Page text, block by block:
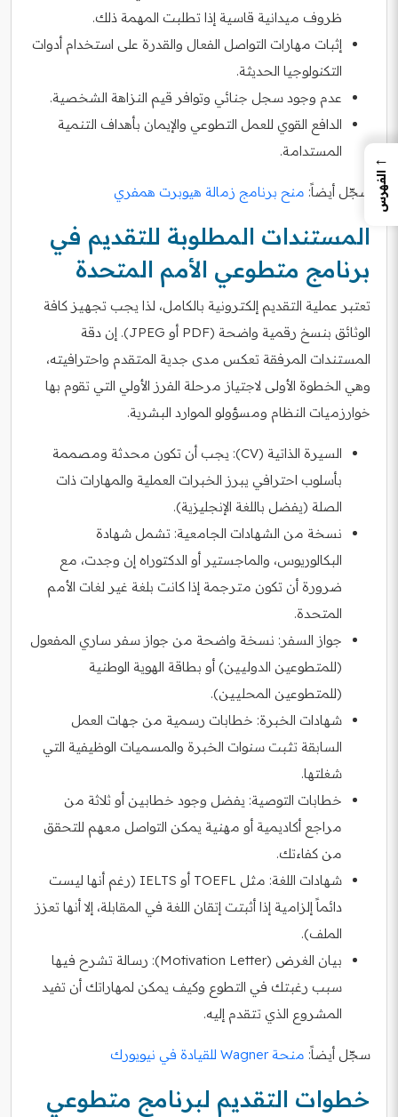
ظروف ميدانية قاسية إذا تطلبت المهمة ذلك.
إثبات مهارات التواصل الفعال والقدرة على استخدام أدوات
التكنولوجيا الحديثة.
عدم وجود سجل جنائي وتوافر قيم النزاهة الشخصية.
الدافع القوي للعمل التطوعي والإيمان بأهداف التنمية
المستدامة.
سجّل أيضاً: منح برنامج زمالة هيوبرت همفري
المستندات المطلوبة للتقديم في
برنامج متطوعي الأمم المتحدة
تعتبر عملية التقديم إلكترونية بالكامل، لذا يجب تجهيز كافة
الوثائق بنسخ رقمية واضحة (PDF أو JPEG). إن دقة
المستندات المرفقة تعكس مدى جدية المتقدم واحترافيته،
وهي الخطوة الأولى لاجتياز مرحلة الفرز الأولي التي تقوم بها
خوارزميات النظام ومسؤولو الموارد البشرية.
السيرة الذاتية (CV): يجب أن تكون محدثة ومصممة
بأسلوب احترافي يبرز الخبرات العملية والمهارات ذات
الصلة (يفضل باللغة الإنجليزية).
نسخة من الشهادات الجامعية: تشمل شهادة
البكالوريوس، والماجستير أو الدكتوراه إن وجدت، مع
ضرورة أن تكون مترجمة إذا كانت بلغة غير لغات الأمم
المتحدة.
جواز السفر: نسخة واضحة من جواز سفر ساري المفعول
(للمتطوعين الدوليين) أو بطاقة الهوية الوطنية
(للمتطوعين المحليين).
شهادات الخبرة: خطابات رسمية من جهات العمل
السابقة تثبت سنوات الخبرة والمسميات الوظيفية التي
شغلتها.
خطابات التوصية: يفضل وجود خطابين أو ثلاثة من
مراجع أكاديمية أو مهنية يمكن التواصل معهم للتحقق
من كفاءتك.
شهادات اللغة: مثل TOEFL أو IELTS (رغم أنها ليست
دائماً إلزامية إذا أثبتت إتقان اللغة في المقابلة، إلا أنها تعزز
الملف).
بيان الغرض (Motivation Letter): رسالة تشرح فيها
سبب رغبتك في التطوع وكيف يمكن لمهاراتك أن تفيد
المشروع الذي تتقدم إليه.
سجّل أيضاً: منحة Wagner للقيادة في نيويورك
خطوات التقديم لبرنامج متطوعي
←
الفهرس